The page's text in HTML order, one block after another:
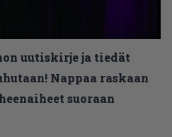
uutiskirje ja tiedät
Nappaa raskaan
suoraan